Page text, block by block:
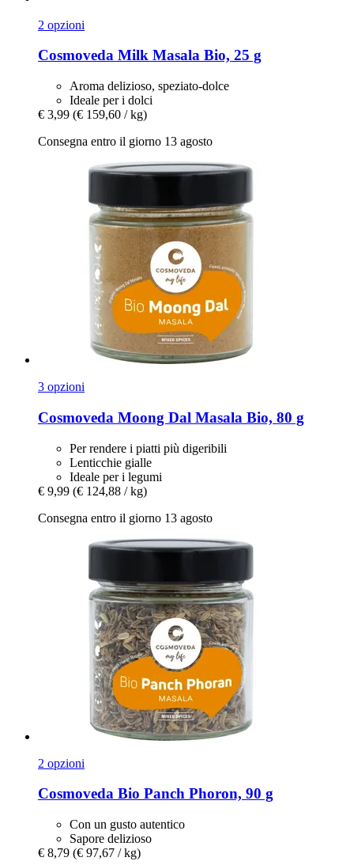
2 opzioni
Cosmoveda Milk Masala Bio, 25 g
Aroma delizioso, speziato-dolce
Ideale per i dolci
€ 3,99 (€ 159,60 / kg)
Consegna entro il giorno 13 agosto
3 opzioni
Cosmoveda Moong Dal Masala Bio, 80 g
Per rendere i piatti più digeribili
Lenticchie gialle
Ideale per i legumi
€ 9,99 (€ 124,88 / kg)
Consegna entro il giorno 13 agosto
2 opzioni
Cosmoveda Bio Panch Phoron, 90 g
Con un gusto autentico
Sapore delizioso
€ 8,79 (€ 97,67 / kg)